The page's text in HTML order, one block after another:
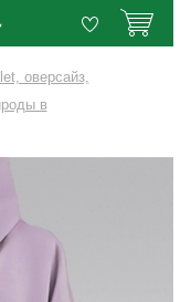
оверсайз,
в